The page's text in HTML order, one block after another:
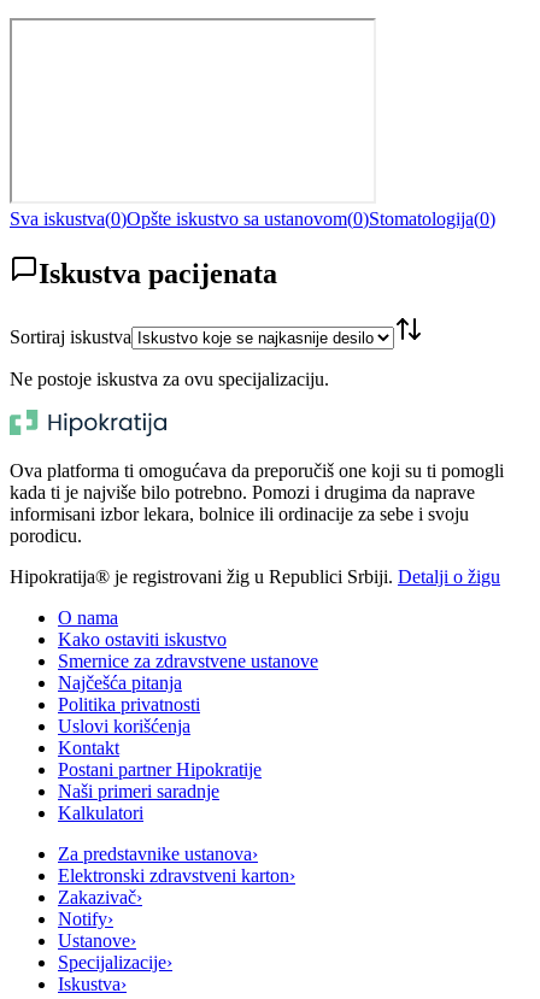
Sva iskustva(0)Opšte iskustvo sa ustanovom(0)Stomatologija(0)
Iskustva pacijenata
Sortiraj iskustva
Ne postoje iskustva za ovu specijalizaciju.
Ova platforma ti omogućava da preporučiš one koji su ti pomogli
kada ti je najviše bilo potrebno. Pomozi i drugima da naprave
informisani izbor lekara, bolnice ili ordinacije za sebe i svoju
porodicu.
Hipokratija® je registrovani žig u Republici Srbiji. Detalji o žigu
O nama
Kako ostaviti iskustvo
Smernice za zdravstvene ustanove
Najčešća pitanja
Politika privatnosti
Uslovi korišćenja
Kontakt
Postani partner Hipokratije
Naši primeri saradnje
Kalkulatori
Za predstavnike ustanova›
Elektronski zdravstveni karton›
Zakazivač›
Notify›
Ustanove›
Specijalizacije›
Iskustva›